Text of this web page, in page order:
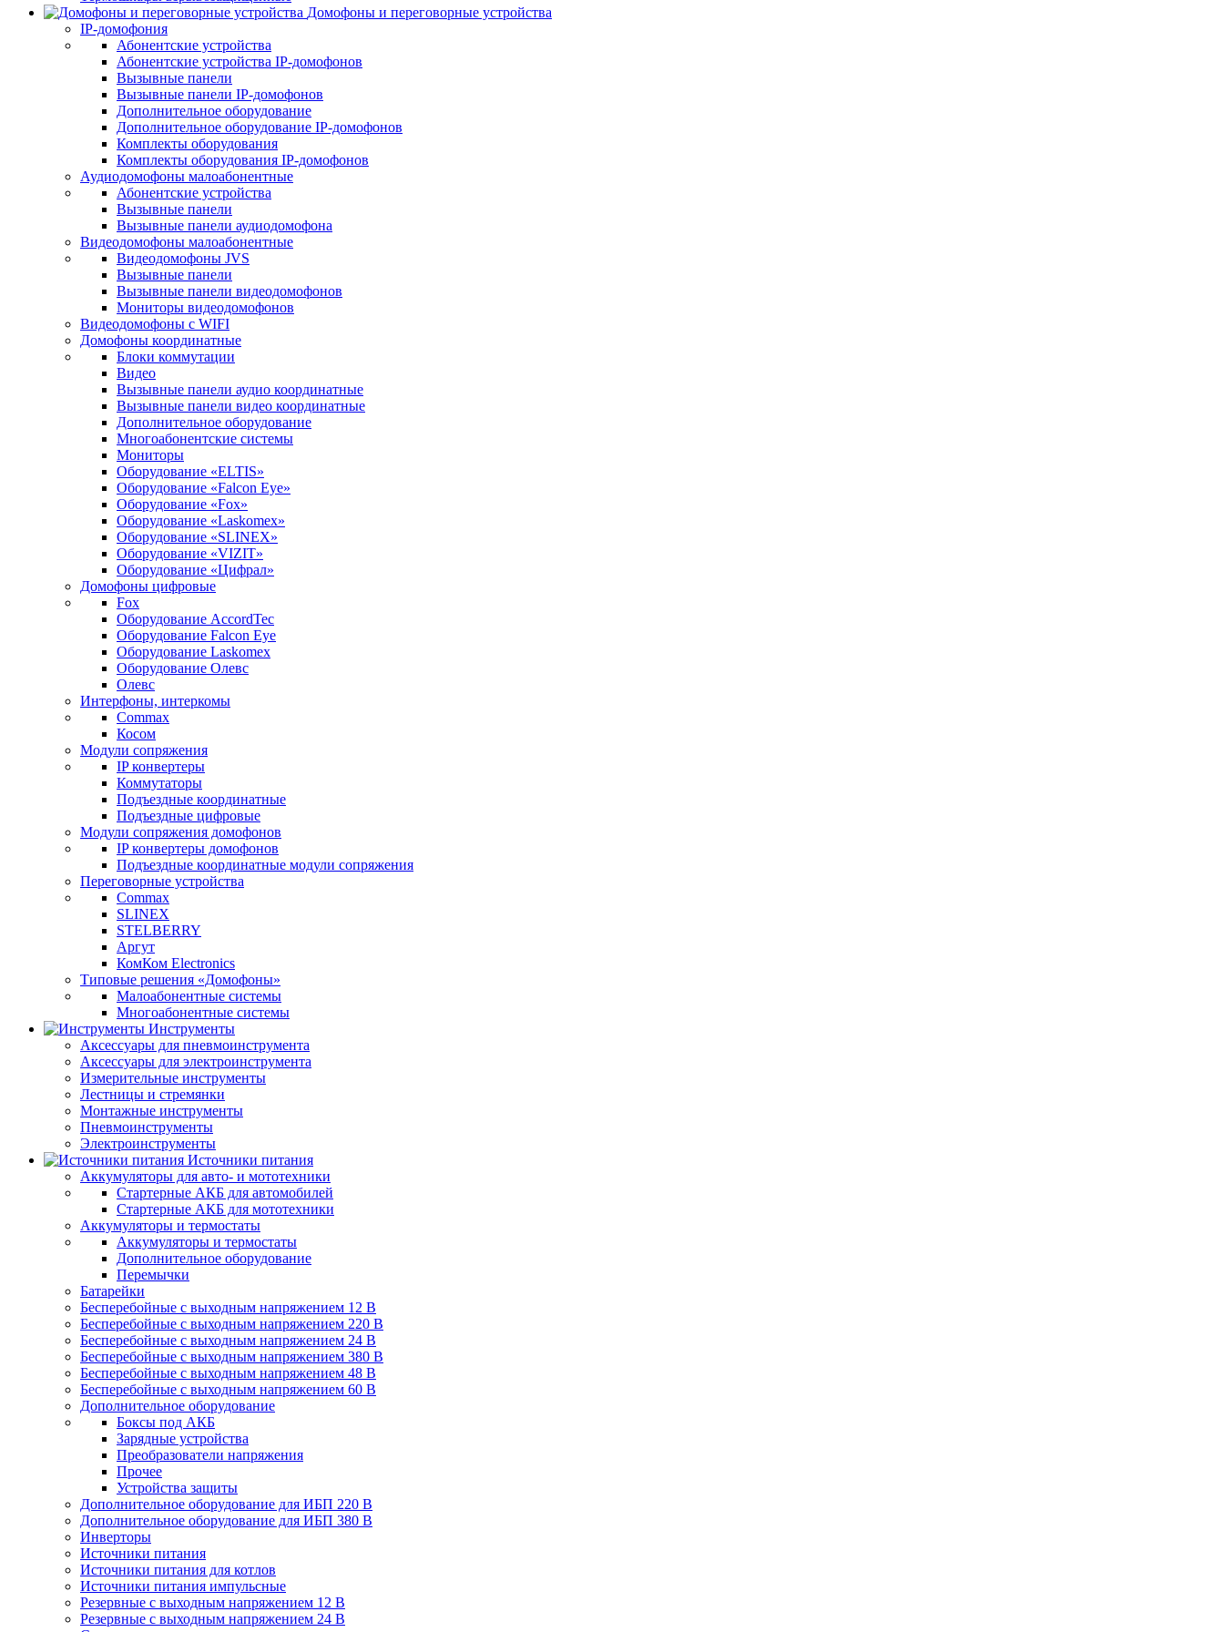
Домофоны и переговорные устройства
IP-домофония
Абонентские устройства
Абонентские устройства IP-домофонов
Вызывные панели
Вызывные панели IP-домофонов
Дополнительное оборудование
Дополнительное оборудование IP-домофонов
Комплекты оборудования
Комплекты оборудования IP-домофонов
Аудиодомофоны малоабонентные
Абонентские устройства
Вызывные панели
Вызывные панели аудиодомофона
Видеодомофоны малоабонентные
Видеодомофоны JVS
Вызывные панели
Вызывные панели видеодомофонов
Мониторы видеодомофонов
Видеодомофоны с WIFI
Домофоны координатные
Блоки коммутации
Видео
Вызывные панели аудио координатные
Вызывные панели видео координатные
Дополнительное оборудование
Многоабонентские системы
Мониторы
Оборудование «ELTIS»
Оборудование «Falcon Eye»
Оборудование «Fox»
Оборудование «Laskomex»
Оборудование «SLINEX»
Оборудование «VIZIT»
Оборудование «Цифрал»
Домофоны цифровые
Fox
Оборудование AccordTec
Оборудование Falcon Eye
Оборудование Laskomex
Оборудование Олевс
Олевс
Интерфоны, интеркомы
Commax
Косом
Модули сопряжения
IP конвертеры
Коммутаторы
Подъездные координатные
Подъездные цифровые
Модули сопряжения домофонов
IP конвертеры домофонов
Подъездные координатные модули сопряжения
Переговорные устройства
Commax
SLINEX
STELBERRY
Аргут
КомКом Electronics
Типовые решения «Домофоны»
Малоабонентные системы
Многоабонентные системы
Инструменты
Аксессуары для пневмоинструмента
Аксессуары для электроинструмента
Измерительные инструменты
Лестницы и стремянки
Монтажные инструменты
Пневмоинструменты
Электроинструменты
Источники питания
Аккумуляторы для авто- и мототехники
Стартерные АКБ для автомобилей
Стартерные АКБ для мототехники
Аккумуляторы и термостаты
Аккумуляторы и термостаты
Дополнительное оборудование
Перемычки
Батарейки
Бесперебойные с выходным напряжением 12 В
Бесперебойные с выходным напряжением 220 В
Бесперебойные с выходным напряжением 24 В
Бесперебойные с выходным напряжением 380 В
Бесперебойные с выходным напряжением 48 В
Бесперебойные с выходным напряжением 60 В
Дополнительное оборудование
Боксы под АКБ
Зарядные устройства
Преобразователи напряжения
Прочее
Устройства защиты
Дополнительное оборудование для ИБП 220 В
Дополнительное оборудование для ИБП 380 В
Инверторы
Источники питания
Источники питания для котлов
Источники питания импульсные
Резервные с выходным напряжением 12 В
Резервные с выходным напряжением 24 В